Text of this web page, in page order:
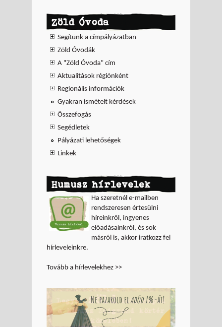
Zöld Óvoda
Segítünk a címpályázatban
Zöld Óvodák
A "Zöld Óvoda" cím
Aktualitások régiónként
Regionális információk
Gyakran ismételt kérdések
Összefogás
Segédletek
Pályázati lehetőségek
Linkek
Humusz hírlevelek
Ha szeretnél e-mailben
rendszeresen értesülni
híreinkről, ingyenes
előadásainkról, és sok
másról is, akkor iratkozz fel
hírleveleinkre.
Tovább a hírlevelekhez >>